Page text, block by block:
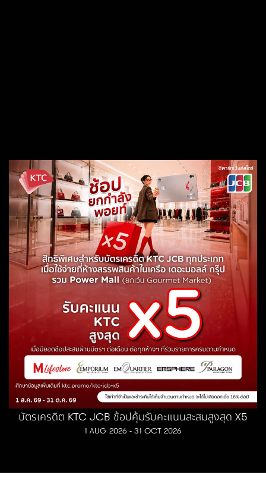
บัตรเครดิต KTC JCB ช้อปคุ้มรับคะแนนสะสมสูงสุด X5
1 AUG 2026 - 31 OCT 2026